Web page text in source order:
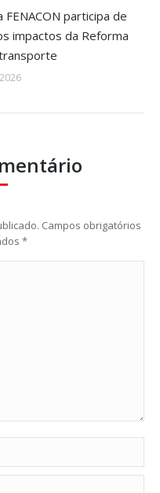
participa de
impactos da Reforma
Campos obrigatórios
*